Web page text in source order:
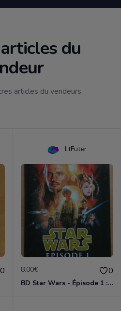
du
articles du vendeurs
0
LtFuter
8.00€ 0
BD Star Wars - Épisode 1 : la menace fantôme